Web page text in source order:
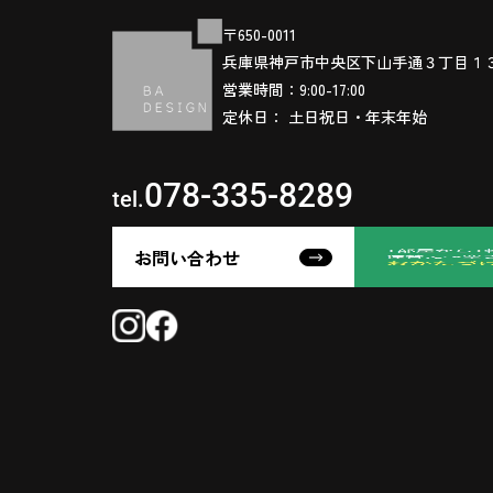
〒650-0011
兵庫県神戸市中央区下山手通３丁目１
営業時間：9:00-17:00
定休日： 土日祝日・年末年始
tel.078-335-8289
お問い合わせ